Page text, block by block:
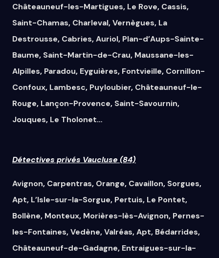
Châteauneuf-les-Martigues, Le Rove, Cassis,
Saint-Chamas, Charleval,Vernègues, La
Destrousse, Cabries,Auriol, Plan-d’Aups-Sainte-
Baume, Saint-Martin-de-Crau, Maussane-les-
Alpilles, Paradou, Eyguières, Fontvieille, Cornillon-
Confoux, Lambesc, Puyloubier, Châteauneuf-le-
Rouge, Lançon-Provence, Saint-Savournin,
Jouques, Le Tholonet…
Détectives privés Vaucluse (84)
Avignon, Carpentras, Orange, Cavaillon, Sorgues,
Apt, L’Isle-sur-la-Sorgue, Pertuis, Le Pontet,
Bollène, Monteux, Morières-lès-Avignon, Pernes-
les-Fontaines,Vedène,Valréas,Apt, Bédarrides,
Châteauneuf-de-Gadagne, Entraigues-sur-la-